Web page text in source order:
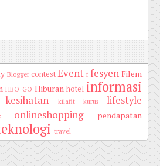
Blogger contestEvent f fesyen Filem
HBO GO Hiburan hotel informasi
kesihatan kilafit kurus lifestyle
onlineshopping pendapatan
travel